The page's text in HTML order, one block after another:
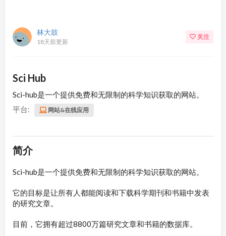
林大鼓
18天前更新
关注
Sci Hub
Sci-hub是一个提供免费和无限制的科学知识获取的网站。
平台:
网站&在线应用
简介
Sci-hub是一个提供免费和无限制的科学知识获取的网站。
它的目标是让所有人都能阅读和下载科学期刊和书籍中发表
的研究文章。
目前，它拥有超过8800万篇研究文章和书籍的数据库。